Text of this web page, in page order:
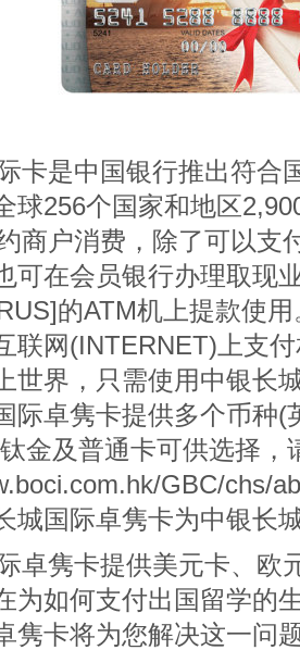
卡是中国银行推出符合
球256个国家和地区
商户消费，除了可以支
可在会员银行办理取现
的ATM机上提款使
联网(INTERNET)上支
世界，只需使用中银长
际卓隽卡提供多个币种(
金及普通卡可供选择，
GBC/chs/
城国际卓隽卡为中银长
卓隽卡提供美元卡、欧
为如何支付出国留学的
隽卡将为您解决这一问